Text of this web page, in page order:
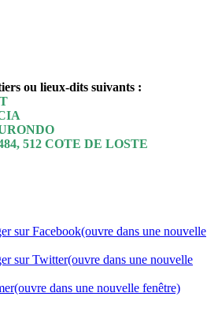
ou lieux-dits suivants :
512 COTE DE LOSTE
sur Facebook(ouvre dans une nouvelle
sur Twitter(ouvre dans une nouvelle
dans une nouvelle fenêtre)